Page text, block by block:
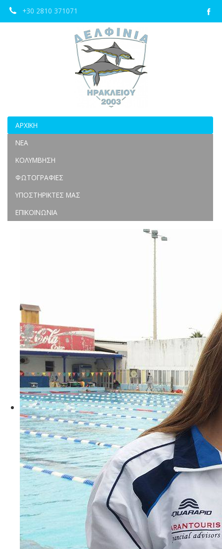
+30 2810 371071
ΑΡΧΙΚΉ
ΝΈΑ
ΚΟΛΎΜΒΗΣΗ
ΦΩΤΟΓΡΑΦΊΕΣ
ΥΠΟΣΤΗΡΙΚΤΈΣ ΜΑΣ
ΕΠΙΚΟΙΝΩΝΊΑ